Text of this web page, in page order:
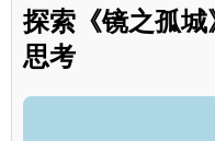
探索《镜之孤
思考